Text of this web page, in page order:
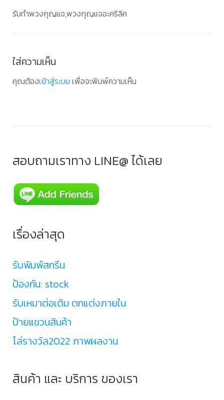
รับทำพวงกุญแจ,พวงกุญแจอะคริลิค
ใส่ความเห็น
คุณต้องเข้าสู่ระบบ เพื่อจะพิมพ์ความเห็น
สอบถามเราทาง LINE@ ได้เลย
เรื่องล่าสุด
รับพิมพ์สกรีน
ป้องกัน: stock
รับเหมาต่อเติม ตกแต่งภายใน
ป้ายแขวนสินค้า
โล่รางวัล2022 ภาพผลงาน
สินค้า และ บริการ ของเรา